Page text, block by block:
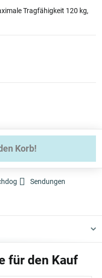
Tragfähigkeit 120 kg,
Korb!
Sendungen
für den Kauf